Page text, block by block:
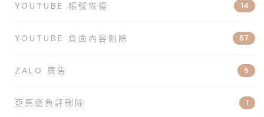
YOUTUBE 帳號恢復 14
YOUTUBE 負面內容刪除 57
ZALO 廣告 5
亞馬遜負評刪除 1